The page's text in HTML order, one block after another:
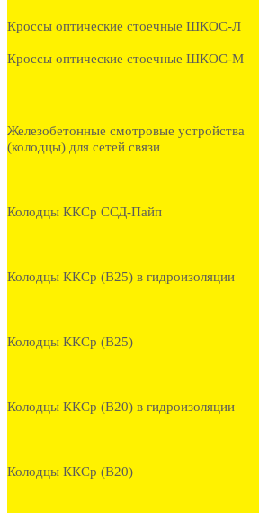
Кроссы оптические стоечные ШКОС-Л
Кроссы оптические стоечные ШКОС-М
Железобетонные смотровые устройства
(колодцы) для сетей связи
Колодцы ККСр ССД-Пайп
Колодцы ККСр (В25) в гидроизоляции
Колодцы ККСр (В25)
Колодцы ККСр (В20) в гидроизоляции
Колодцы ККСр (В20)